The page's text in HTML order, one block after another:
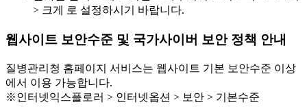
> 크게 로 설정하시기 바랍니다.
웹사이트 보안수준 및 국가사이버 보안 정책 안내
질병관리청 홈페이지 서비스는 웹사이트 기본 보안수준 이상
에서 이용 가능합니다.
※인터넷익스플로러 > 인터넷옵션 > 보안 > 기본수준